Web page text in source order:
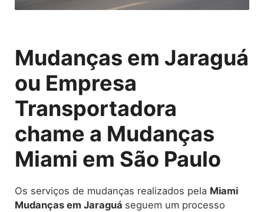
Mudanças em Jaraguá
ou Empresa
Transportadora
chame a Mudanças
Miami em São Paulo
Os serviços de mudanças realizados pela Miami
Mudanças em Jaraguá seguem um processo